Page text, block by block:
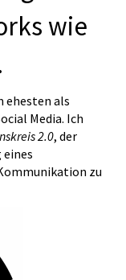
wie
ehesten als
Media. Ich
2.0, der
eines
zu